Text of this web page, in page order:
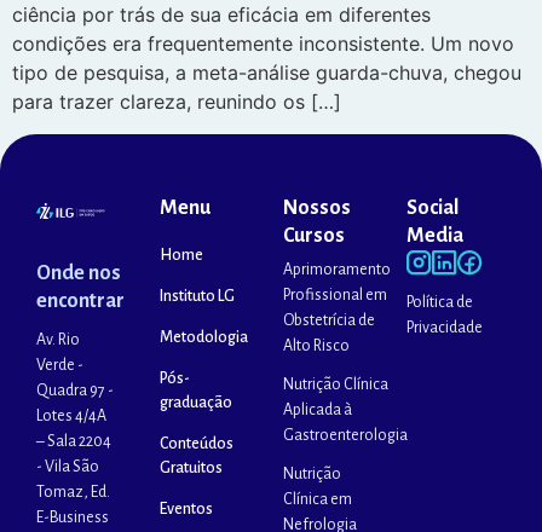
ciência por trás de sua eficácia em diferentes
condições era frequentemente inconsistente. Um novo
tipo de pesquisa, a meta-análise guarda-chuva, chegou
para trazer clareza, reunindo os […]
Onde nos
encontrar
Av. Rio
Verde -
Quadra 97 -
Lotes 4/4A
– Sala 2204
- Vila São
Tomaz, Ed.
E-Business
Menu
Home
Instituto LG
Metodologia
Pós-
graduação
Conteúdos
Gratuitos
Eventos
Nossos
Cursos
Aprimoramento
Profissional em
Obstetrícia de
Alto Risco
Nutrição Clínica
Aplicada à
Gastroenterologia
Nutrição
Clínica em
Nefrologia
Social
Media
Política de
Privacidade